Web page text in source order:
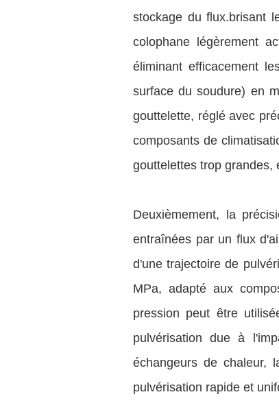
stockage du flux.brisant
colophane légèrement
éliminant efficacement
surface du soudure) en
gouttelette, réglé avec
composants de
gouttelettes trop grandes,
Deuxièmement, la
entraînées par un flux
d'une trajectoire de
MPa, adapté aux
pression peut être
pulvérisation due à
échangeurs de chaleur,
pulvérisation rapide et